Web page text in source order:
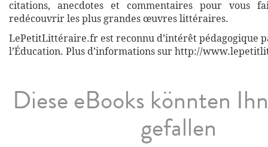
citations, anecdotes et commentaires pour vous
redécouvrir les plus grandes œuvres littéraires.
LePetitLittéraire.fr est reconnu d’intérêt pédagogique
l’Éducation. Plus d’informations sur http://
Diese eBooks könnten
gefallen